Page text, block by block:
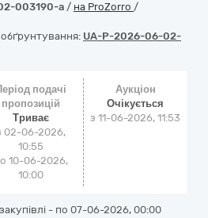
003190-a / на ProZorro /
обґрунтування: UA-P-2026-06-02-
подачі
пропозицій
Триває
02-06-2026,
10:55
10-06-2026,
10:00
Аукціон
Очікується
з11-06-2026, 11:53
- по 07-06-2026, 00:00